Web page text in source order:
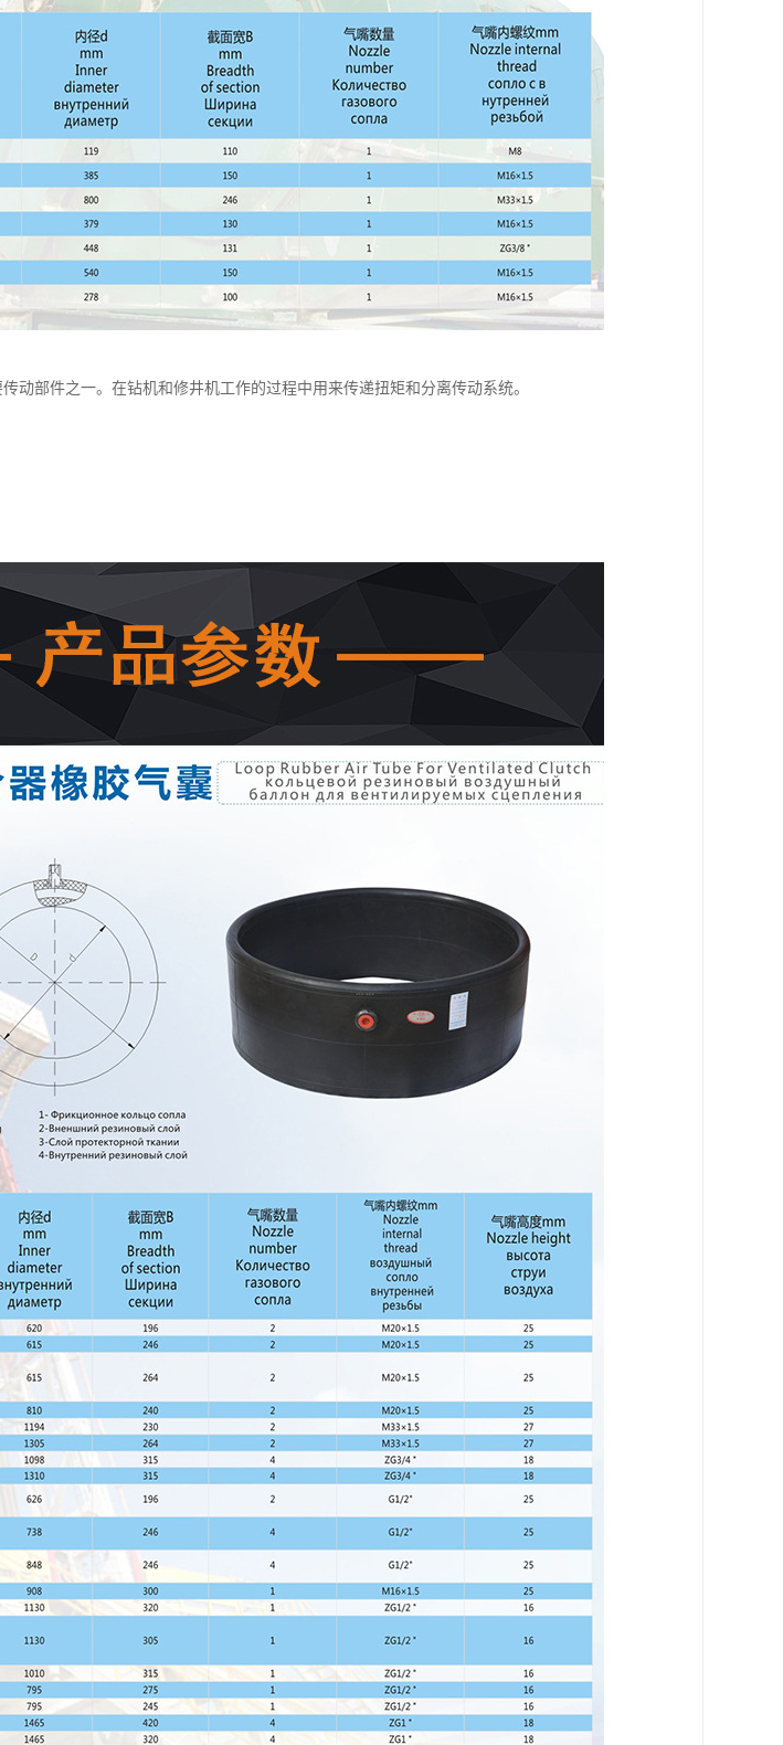
动部件之一。在钻机和修井机工作的过程中用来传递扭矩和分离传动系统。